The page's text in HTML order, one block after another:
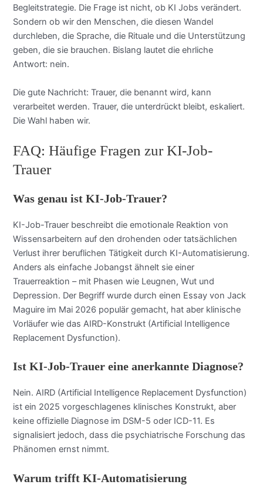
Begleitstrategie. Die Frage ist nicht, ob KI Jobs verändert.
Sondern ob wir den Menschen, die diesen Wandel
durchleben, die Sprache, die Rituale und die Unterstützung
geben, die sie brauchen. Bislang lautet die ehrliche
Antwort: nein.
Die gute Nachricht: Trauer, die benannt wird, kann
verarbeitet werden. Trauer, die unterdrückt bleibt, eskaliert.
Die Wahl haben wir.
FAQ: Häufige Fragen zur KI-Job-
Trauer
Was genau ist KI-Job-Trauer?
KI-Job-Trauer beschreibt die emotionale Reaktion von
Wissensarbeitern auf den drohenden oder tatsächlichen
Verlust ihrer beruflichen Tätigkeit durch KI-Automatisierung.
Anders als einfache Jobangst ähnelt sie einer
Trauerreaktion – mit Phasen wie Leugnen, Wut und
Depression. Der Begriff wurde durch einen Essay von Jack
Maguire im Mai 2026 populär gemacht, hat aber klinische
Vorläufer wie das AIRD-Konstrukt (Artificial Intelligence
Replacement Dysfunction).
Ist KI-Job-Trauer eine anerkannte Diagnose?
Nein. AIRD (Artificial Intelligence Replacement Dysfunction)
ist ein 2025 vorgeschlagenes klinisches Konstrukt, aber
keine offizielle Diagnose im DSM-5 oder ICD-11. Es
signalisiert jedoch, dass die psychiatrische Forschung das
Phänomen ernst nimmt.
Warum trifft KI-Automatisierung